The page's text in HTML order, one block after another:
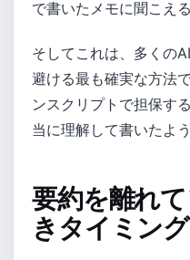
で書いたメモに聞こえ
そしてこれは、多くの
避ける最も確実な方法
ンスクリプトで担保す
当に理解して書いたよ
要約を離れ
きタイミング